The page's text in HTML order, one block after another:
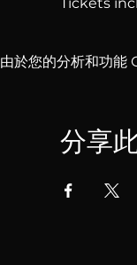
由於您的分析和功能
分享